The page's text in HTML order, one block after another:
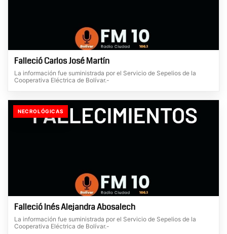
Falleció Carlos José Martín
La información fue suministrada por el Servicio de Sepelios de la
Cooperativa Eléctrica de Bolívar.-
NECROLÓGICAS
Falleció Inés Alejandra Abosalech
La información fue suministrada por el Servicio de Sepelios de la
Cooperativa Eléctrica de Bolívar.-